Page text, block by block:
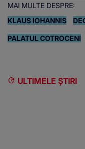
MAI MULTE DESPRE:
KLAUS IOHANNIS
PALATUL COTROCENI
ULTIMELE ȘTIRI